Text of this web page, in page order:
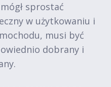
sprostać
w użytkowaniu i
musi być
dobrany i